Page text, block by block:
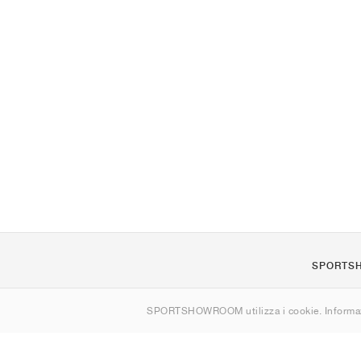
SPORTSHOWROOM utilizza i cookie.Contatti